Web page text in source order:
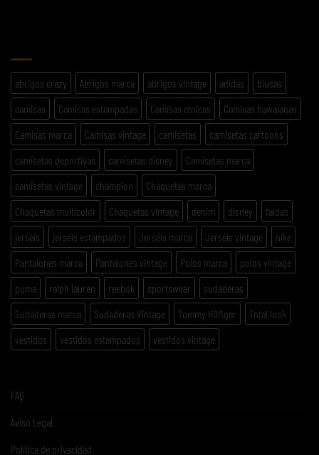
abrigos crazy Abrigos marca abrigos vintage adidas
blusas
camisas
Camisas estampadas Camisas etnicas
Camisas hawaianas
Camisas marca
Camisas vintage camisetas
camisetas cartoons
camisetas deportivas
camisetas disney
Camisetas marca
camisetas vintage
champion
Chaquetas marca
Chaquetas multicolor
Chaquetas vintage denim disney
faldas
jerséis
jerséis estampados Jerséis marca Jerséis vintage
nike
Pantalones marca
Pantalones vintage Polos marca
polos vintage
puma
ralph lauren reebok sportswear
sudaderas
Sudaderas marca
Sudaderas Vintage Tommy Hilfiger
Total look
vestidos
vestidos estampados vestidos vintage
FAQ
Aviso Legal
Politica de privacidad